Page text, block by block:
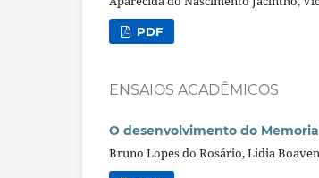
PDF
ENSAIOS ACADÊMICOS
O desenvolvimento do
Bruno Lopes do Rosário, Lidia